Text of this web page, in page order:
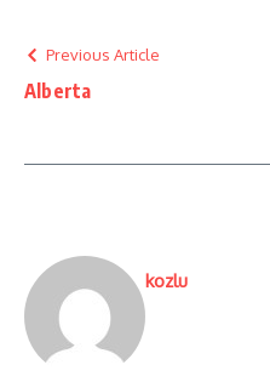
Previous Article
Alberta
kozlu